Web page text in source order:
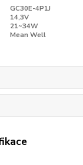
GC30E-4P1J
14,3V
21~34W
Mean Well